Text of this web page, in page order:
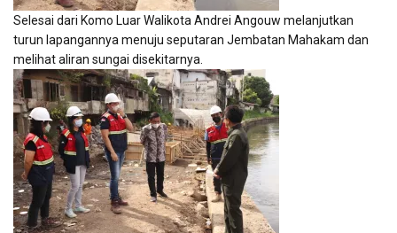
Selesai dari Komo Luar Walikota Andrei Angouw melanjutkan
turun lapangannya menuju seputaran Jembatan Mahakam dan
melihat aliran sungai disekitarnya.